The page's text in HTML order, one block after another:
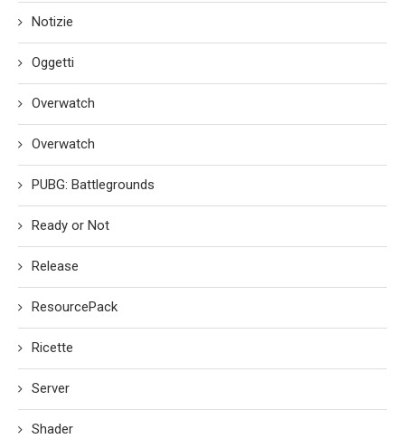
Notizie
Oggetti
Overwatch
Overwatch
PUBG: Battlegrounds
Ready or Not
Release
ResourcePack
Ricette
Server
Shader